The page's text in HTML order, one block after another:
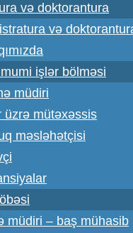
və doktorantura
və
işlər bölməsi
müdiri
üzrə mütəxəssis
məsləhətçisi
müdiri – baş mühasib